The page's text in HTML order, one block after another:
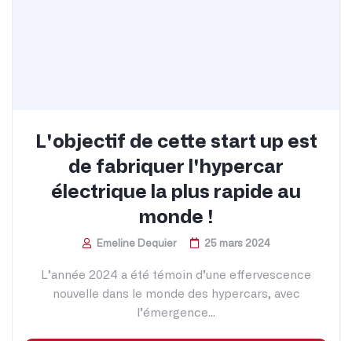
L'objectif de cette start up est
de fabriquer l'hypercar
électrique la plus rapide au
monde !
Emeline Dequier 25 mars 2024
L’année 2024 a été témoin d’une effervescence
nouvelle dans le monde des hypercars, avec
l’émergence...